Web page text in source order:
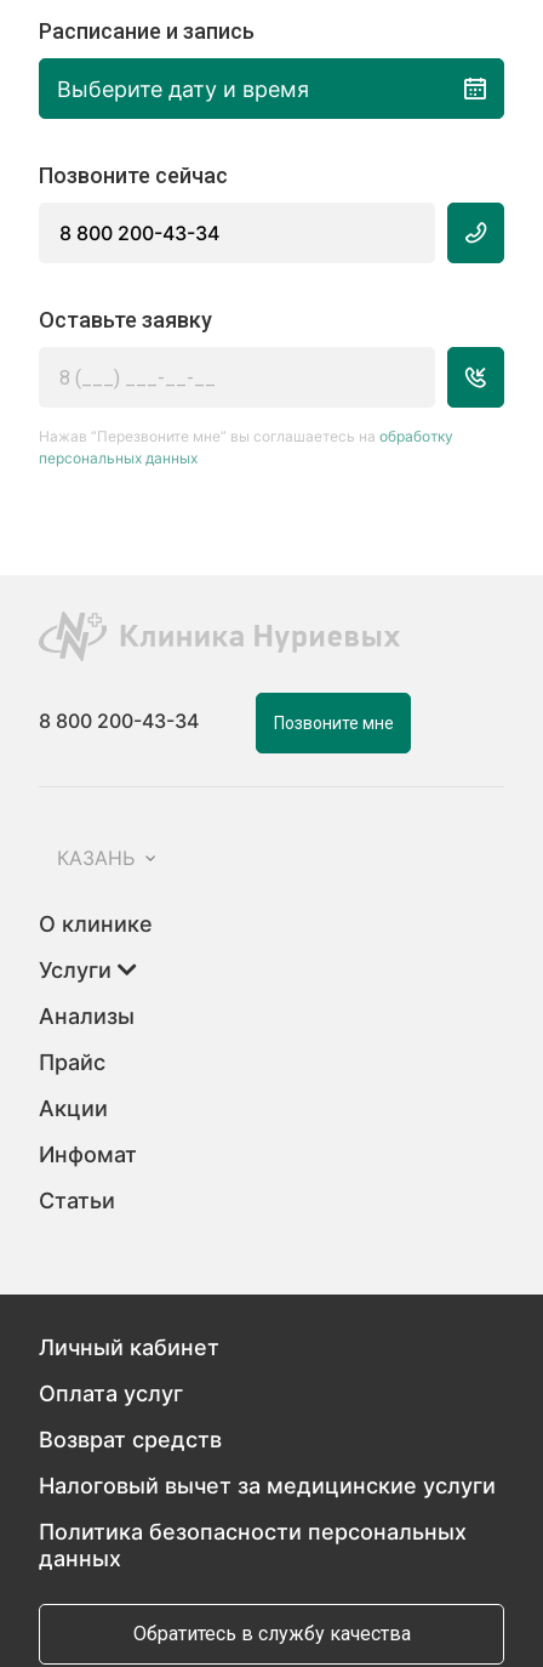
Расписание и запись
Выберите дату и время
Позвоните сейчас
8 800 200-43-34
Оставьте заявку
Нажав “Перезвоните мне” вы соглашаетесь наобработку
персональных данных
8 800 200-43-34 Позвоните мне
КАЗАНЬ
О клинике
Услуги
Анализы
Прайс
Акции
Инфомат
Статьи
Личный кабинет
Оплата услуг
Возврат средств
Налоговый вычет за медицинские услуги
Политика безопасности персональных
данных
Обратитесь в службу качества